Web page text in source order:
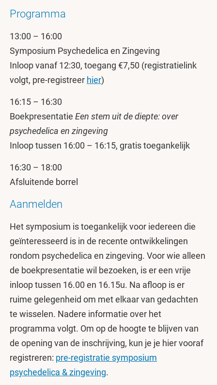
Programma
13:00 – 16:00
Symposium Psychedelica en Zingeving
Inloop vanaf 12:30, toegang €7,50 (registratielink
volgt, pre-registreer hier)
16:15 – 16:30
Boekpresentatie Een stem uit de diepte: over
psychedelica en zingeving
Inloop tussen 16:00 – 16:15, gratis toegankelijk
16:30 – 18:00
Afsluitende borrel
Aanmelden
Het symposium is toegankelijk voor iedereen die
geïnteresseerd is in de recente ontwikkelingen
rondom psychedelica en zingeving. Voor wie alleen
de boekpresentatie wil bezoeken, is er een vrije
inloop tussen 16.00 en 16.15u. Na afloop is er
ruime gelegenheid om met elkaar van gedachten
te wisselen. Nadere informatie over het
programma volgt. Om op de hoogte te blijven van
de opening van de inschrijving, kun je je hier vooraf
registreren: pre-registratie symposium
psychedelica & zingeving.